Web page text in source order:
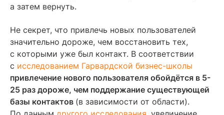
Шаг 2: Создавайте контент
Шаг 4: Если все попытки провалились, просите
об обратной связи
Читайте также
а затем вернуть.
Не секрет, что привлечь новых пользователей
значительно дороже, чем восстановить тех,
с которыми уже был контакт. В соответствии
с исследованием Гарвардской бизнес-школы
привлечение нового пользователя обойдётся в 5-
25 раз дороже, чем поддержание существующей
базы контактов (в зависимости от области).